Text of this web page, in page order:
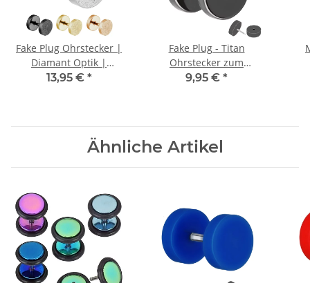
Fake Plug Ohrstecker |
Diamant Optik |
Chirurgenstahl
13,95 € *
Fake Plug - Titan
Ohrstecker zum
Schrauben - Schwarz
9,95 € *
Ähnliche Artikel